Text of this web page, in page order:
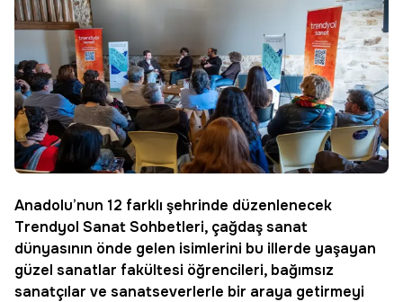
Anadolu’nun 12 farklı şehrinde düzenlenecek
Trendyol Sanat Sohbetleri, çağdaş sanat
dünyasının önde gelen isimlerini bu illerde yaşayan
güzel sanatlar fakültesi öğrencileri, bağımsız
sanatçılar ve sanatseverlerle bir araya getirmeyi